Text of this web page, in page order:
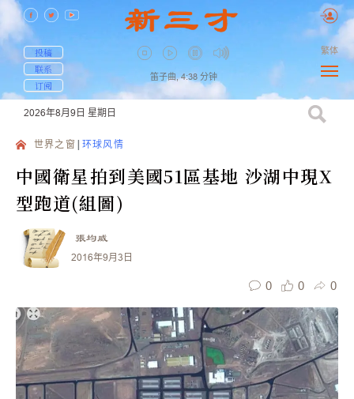
投稿
联系
订阅
笛子曲, 4:38 分钟
繁体
2026年8月9日 星期日
世界之窗 环球风情
中國衛星拍到美國51區基地 沙湖中現X
型跑道(組圖)
張均威
2016年9月3日
0 0 0